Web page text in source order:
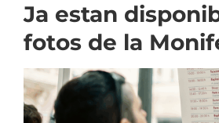
Ja estan
fotos de la
View
Larger
Image